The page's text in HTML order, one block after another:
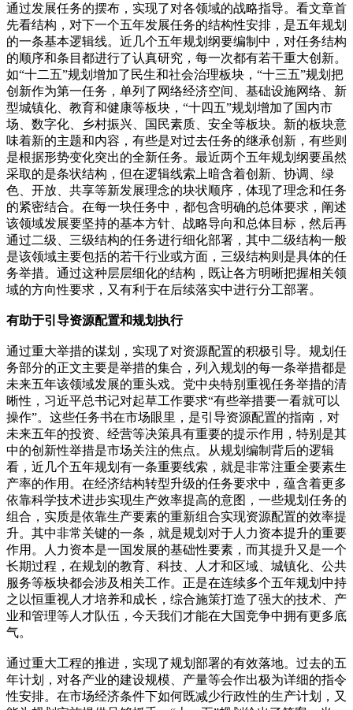
通过发展任务的摆布，实现了对各领域的战略指导。看文章首
先看结构，对下一个五年发展任务的结构性安排，是五年规划
的一条基本逻辑线。近几个五年规划纲要编制中，对任务结构
的顺序和条目都进行了认真研究，每一次都有若干重大创新。
如“十二五”规划增加了民生和社会治理板块，“十三五”规划把
创新作为第一任务，单列了网络经济空间、基础设施网络、新
型城镇化、教育和健康等板块，“十四五”规划增加了国内市
场、数字化、乡村振兴、国民素质、安全等板块。新的板块意
味着新的主题和内容，有些是对过去任务的继承创新，有些则
是根据形势变化突出的全新任务。最近两个五年规划纲要虽然
采取的是条状结构，但在逻辑线索上暗含着创新、协调、绿
色、开放、共享等新发展理念的块状顺序，体现了理念和任务
的紧密结合。在每一块任务中，都包含明确的总体要求，阐述
该领域发展要坚持的基本方针、战略导向和总体目标，然后再
通过二级、三级结构的任务进行细化部署，其中二级结构一般
是该领域主要包括的若干行业或方面，三级结构则是具体的任
务举措。通过这种层层细化的结构，既让各方明晰把握相关领
域的方向性要求，又有利于在后续落实中进行分工部署。
有助于引导资源配置和规划执行
通过重大举措的谋划，实现了对资源配置的积极引导。规划任
务部分的正文主要是举措的集合，列入规划的每一条举措都是
未来五年该领域发展的重头戏。党中央特别重视任务举措的清
晰性，习近平总书记对起草工作要求“有些举措要一看就可以
操作”。这些任务书在市场眼里，是引导资源配置的指南，对
未来五年的投资、经营等决策具有重要的提示作用，特别是其
中的创新性举措是市场关注的焦点。从规划编制背后的逻辑
看，近几个五年规划有一条重要线索，就是非常注重全要素生
产率的作用。在经济结构转型升级的任务要求中，蕴含着更多
依靠科学技术进步实现生产效率提高的意图，一些规划任务的
组合，实质是依靠生产要素的重新组合实现资源配置的效率提
升。其中非常关键的一条，就是规划对于人力资本提升的重要
作用。人力资本是一国发展的基础性要素，而其提升又是一个
长期过程，在规划的教育、科技、人才和区域、城镇化、公共
服务等板块都会涉及相关工作。正是在连续多个五年规划中持
之以恒重视人才培养和成长，综合施策打造了强大的技术、产
业和管理等人才队伍，今天我们才能在大国竞争中拥有更多底
气。
通过重大工程的推进，实现了规划部署的有效落地。过去的五
年计划，对各产业的建设规模、产量等会作出极为详细的指令
性安排。在市场经济条件下如何既减少行政性的生产计划，又